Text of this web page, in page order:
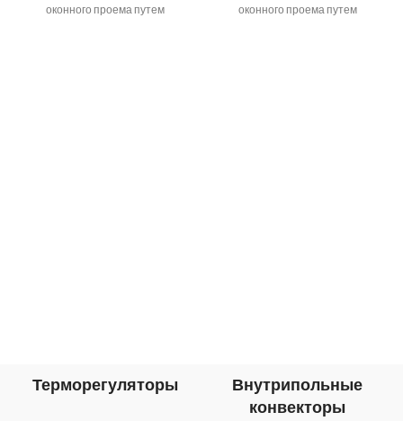
оконного проема путем
оконного проема путем
Терморегуляторы
Внутрипольные
конвекторы